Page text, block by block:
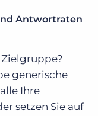
Antwortraten
Zielgruppe?
generische
Ihre
setzen Sie auf